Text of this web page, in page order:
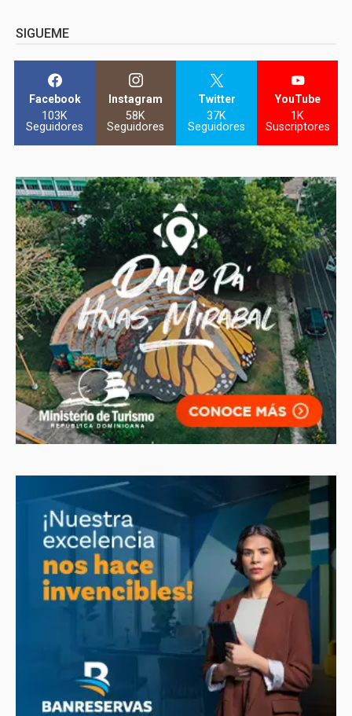
SIGUEME
Facebook
103K
Seguidores
Instagram
58K
Seguidores
Twitter
37K
Seguidores
YouTube
1K
Suscriptores